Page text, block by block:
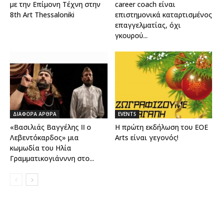
με την Επίμονη Τέχνη στην
8th Art Thessaloniki
career coach είναι
επιστημονικά καταρτισμένος
επαγγελματίας, όχι
γκουρού...
ΔΙΑΦΟΡΑ ΑΡΘΡΑ
«Βασιλιάς Βαγγέλης ΙΙ o
Λεβεντόκαρδος» μια
κωμωδία του Ηλία
Γραμματικογιάνννη στο...
EVENTS
Η πρώτη εκδήλωση του EOE
Arts είναι γεγονός!